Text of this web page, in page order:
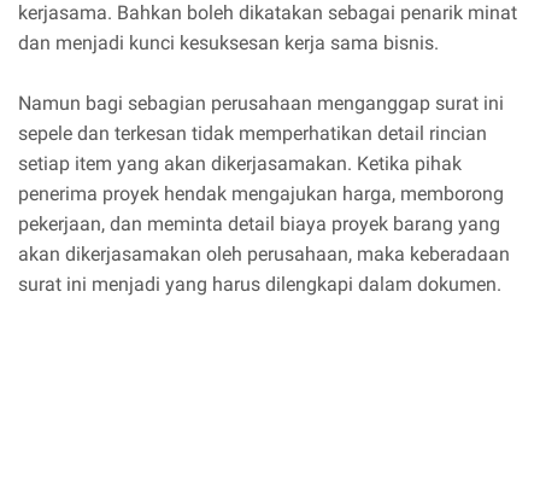
kerjasama. Bahkan boleh dikatakan sebagai penarik minat
dan menjadi kunci kesuksesan kerja sama bisnis.
Namun bagi sebagian perusahaan menganggap surat ini
sepele dan terkesan tidak memperhatikan detail rincian
setiap item yang akan dikerjasamakan. Ketika pihak
penerima proyek hendak mengajukan harga, memborong
pekerjaan, dan meminta detail biaya proyek barang yang
akan dikerjasamakan oleh perusahaan, maka keberadaan
surat ini menjadi yang harus dilengkapi dalam dokumen.